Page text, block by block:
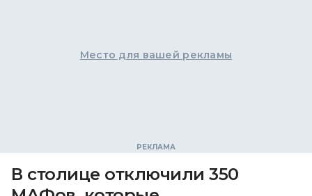
Место для вашей рекламы
В столице отключили 350